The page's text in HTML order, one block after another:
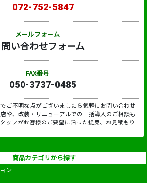
072-752-5847
メールフォーム
問い合わせフォーム
FAX番号
050-3737-0485
ご不明な点がございましたら気軽にお問い合わせ
や、改装・リニューアルでの一括導入のご相談も
ッフがお客様のご要望に沿った提案、お見積もり
商品カテゴリから探す
ン